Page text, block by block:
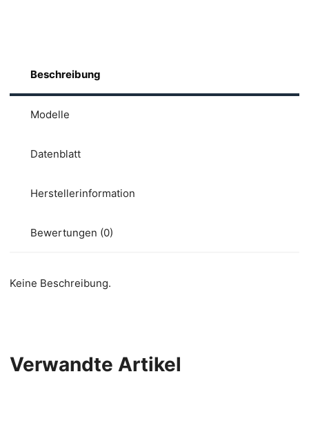
Beschreibung
Modelle
Datenblatt
Herstellerinformation
Bewertungen (0)
Keine Beschreibung.
Verwandte Artikel